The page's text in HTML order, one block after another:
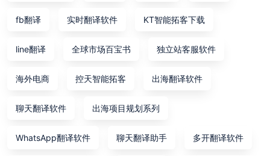
fb翻译 实时翻译软件 KT智能拓客下载
line翻译 全球市场百宝书 独立站客服软件
海外电商 控天智能拓客 出海翻译软件
聊天翻译软件 出海项目规划系列
WhatsApp翻译软件 聊天翻译助手 多开翻译软件